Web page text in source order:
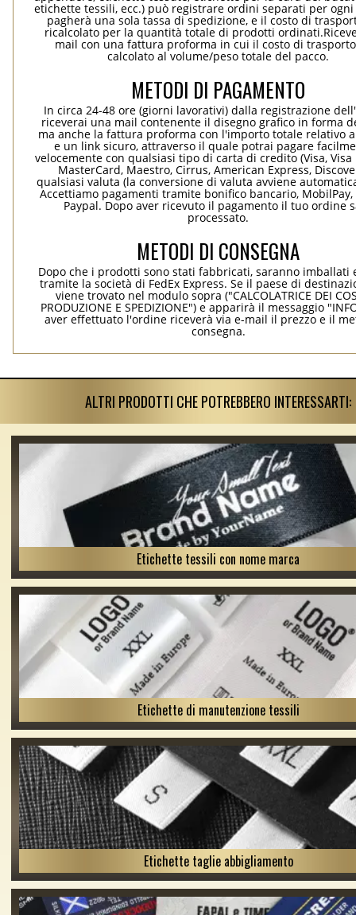
etichette tessili, ecc.) può registrare ordini separati per
pagherà una sola tassa di spedizione, e il costo di
ricalcolato per la quantità totale di prodotti
mail con una fattura proforma in cui il costo di
calcolato al volume/peso totale del pacco.
METODI DI PAGAMENTO
In circa 24-48 ore (giorni lavorativi) dalla registrazione
riceverai una mail contenente il disegno grafico in forma
ma anche la fattura proforma con l'importo totale relativo
e un link sicuro, attraverso il quale potrai pagare
velocemente con qualsiasi tipo di carta di credito (Visa, Visa
MasterCard, Maestro, Cirrus, American Express,
qualsiasi valuta (la conversione di valuta avviene
Accettiamo pagamenti tramite bonifico bancario, MobilPay,
Paypal. Dopo aver ricevuto il pagamento il tuo ordine
processato.
METODI DI CONSEGNA
Dopo che i prodotti sono stati fabbricati, saranno imballati
tramite la società di FedEx Express. Se il paese di
viene trovato nel modulo sopra ("CALCOLATRICE DEI
PRODUZIONE E SPEDIZIONE") e apparirà il messaggio
aver effettuato l'ordine riceverà via e-mail il prezzo e il
consegna.
ALTRI PRODOTTI CHE POTREBBERO INTERESSARTI:
Etichette tessili con nome marca
Etichette di manutenzione tessili
Etichette taglie abbigliamento